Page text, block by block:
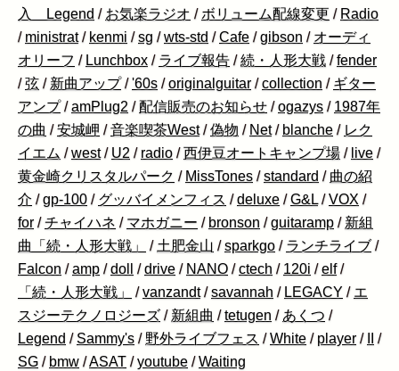
入 Legend / お気楽ラジオ / ボリューム配線変更 / Radio
/ ministrat / kenmi /sg /wts-std /Cafe /gibson / オーディ
オリーフ / Lunchbox / ライブ報告 /続・人形大戦 /fender
/弦 / 新曲アップ /'60s /originalguitar /collection / ギター
アンプ /amPlug2 /配信販売のお知らせ /ogazys / 1987年
の曲 /安城岬 /音楽喫茶West /偽物 / Net / blanche / レク
イエム /west / U2 / radio /西伊豆オートキャンプ場 / live /
黄金崎クリスタルパーク / MissTones /standard / 曲の紹
介 /gp-100 / グッバイメンフィス /deluxe /G&L /VOX /
for /チャイハネ / マホガニー / bronson /guitaramp / 新組
曲「続・人形大戦」
/ 土肥金山 /sparkgo / ランチライブ /
Falcon /amp /doll /drive / NANO /ctech / 120i /elf /
「続・人形大戦」
/vanzandt /savannah / LEGACY / エ
スジーテクノロジーズ / 新組曲 /tetugen / あくつ /
Legend /Sammy's / 野外ライブフェス /White / player /
/
SG / bmw /ASAT /youtube /Waiting